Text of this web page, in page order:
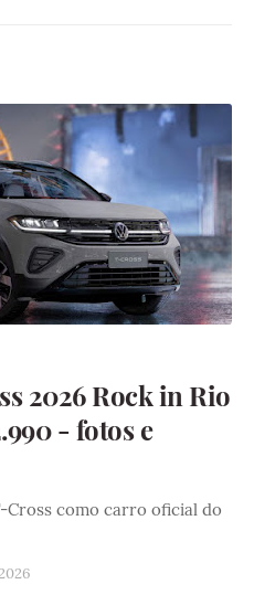
2026 Rock in Rio
- fotos e
Cross como carro oficial do